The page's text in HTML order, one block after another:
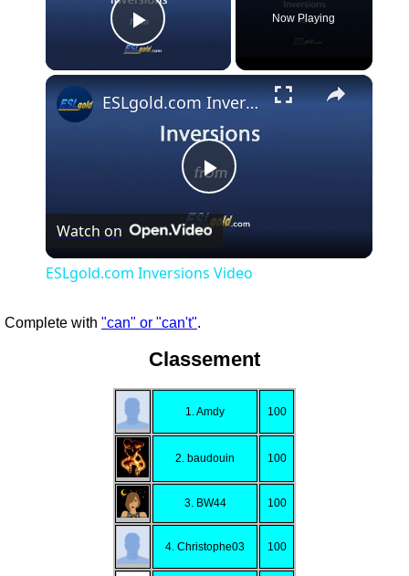
Play Video
Now Playing
×
Play
Video
ESLgold.com Inversions Video
Watch on
ESLgold.com Inversions Video
Complete with "can" or "can't".
Classement
1. Amdy 100
2. baudouin 100
3. BW44 100
4. Christophe03 100